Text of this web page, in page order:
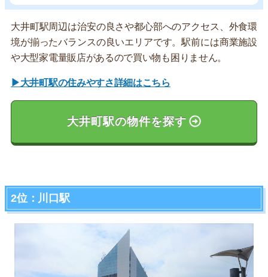
大井町駅周辺は治安の良さや都心部へのアクセス、外食環
境が揃ったバランスの良いエリアです。駅前には商業施設
や大型家電量販店があるので買い物も困りません。
▶大井町駅の住みやすさ詳細はこちら
大井町駅の物件を探す
2位：川口駅